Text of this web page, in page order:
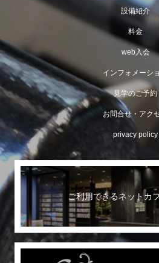
設備紹介
料金
web入会
インフォメーシ
見学のご予約
お問合せ・アク
privacy policy
ご利用できるネットカ